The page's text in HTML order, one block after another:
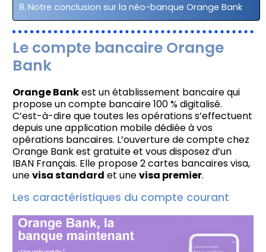
Notre conclusion sur la néo-banque Orange Bank
Le compte bancaire Orange
Bank
Orange Bankest un établissement bancaire qui
propose un compte bancaire 100 % digitalisé.
C’est-à-dire que toutes les opérations s’effectuent
depuis une application mobile dédiée à vos
opérations bancaires. L’ouverture de compte chez
Orange Bank est gratuite et vous disposez d’un
IBAN Français. Elle propose 2 cartes bancaires visa,
unevisa standard et unevisa premier.
Les caractéristiques du compte courant